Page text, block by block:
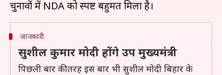
जानकारी
सुशील कुमार मोदी होंगे उप मुख्यमंत्री
पिछली बार की तरह इस बार भी सुशील मोदी बिहार के